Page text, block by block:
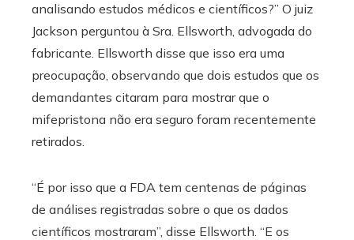
analisando estudos médicos e científicos?” O juiz
Jackson perguntou à Sra. Ellsworth, advogada do
fabricante. Ellsworth disse que isso era uma
preocupação, observando que dois estudos que os
demandantes citaram para mostrar que o
mifepristona não era seguro foram recentemente
retirados.
“É por isso que a FDA tem centenas de páginas
de análises registradas sobre o que os dados
científicos mostraram”, disse Ellsworth. “E os